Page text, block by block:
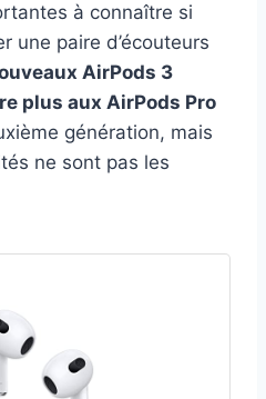
à connaître si
une paire d’écouteurs
AirPods 3
plus aux AirPods Pro
génération, mais
ne sont pas les